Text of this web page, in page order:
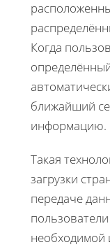
Когда
ближайший
информацию.
Такая
загрузки
передаче
необходимой